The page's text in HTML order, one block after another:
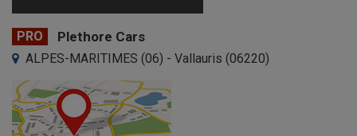
PRO Plethore Cars
ALPES-MARITIMES (06) - Vallauris (06220)